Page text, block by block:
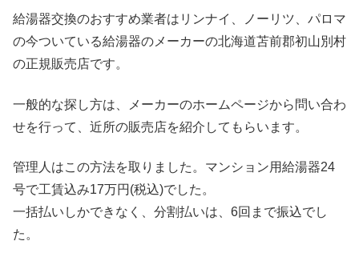
給湯器交換のおすすめ業者はリンナイ、ノーリツ、パロマ
の今ついている給湯器のメーカーの北海道苫前郡初山別村
の正規販売店です。
一般的な探し方は、メーカーのホームページから問い合わ
せを行って、近所の販売店を紹介してもらいます。
管理人はこの方法を取りました。マンション用給湯器24
号で工賃込み17万円(税込)でした。
一括払いしかできなく、分割払いは、6回まで振込でし
た。